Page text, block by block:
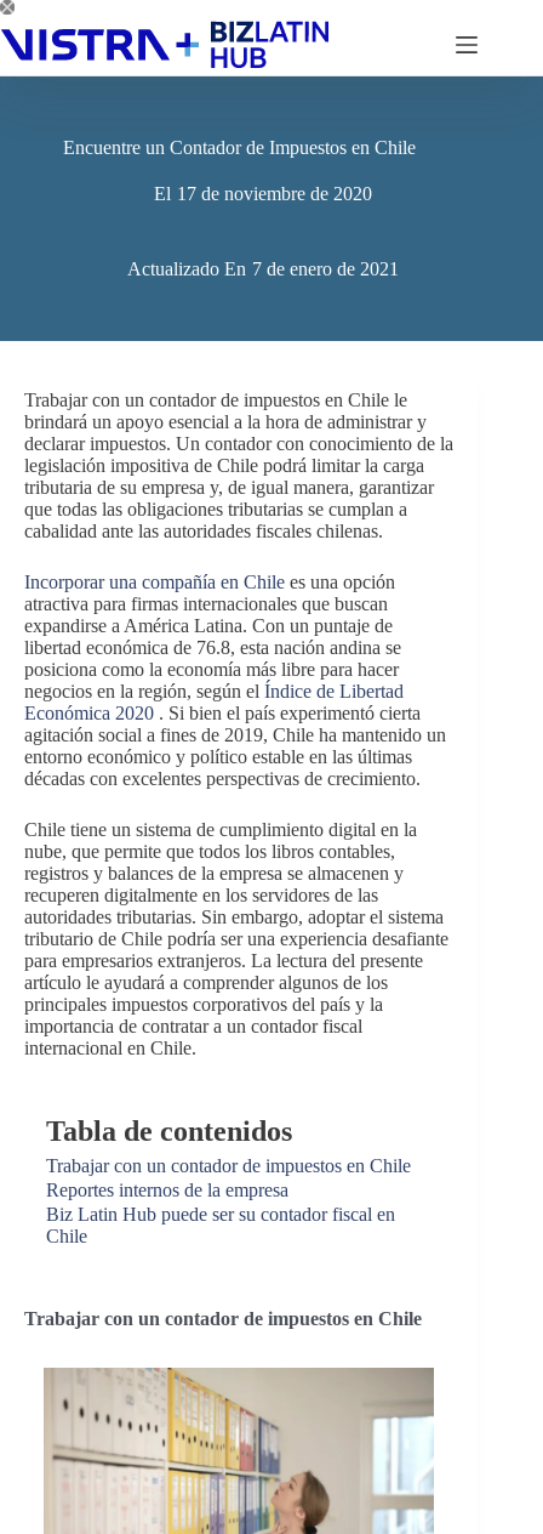
Saltar
al
contenido
Encuentre un Contador de Impuestos en Chile
El 17 de noviembre de 2020
Actualizado En 7 de enero de 2021
Trabajar con un contador de impuestos en Chile le
brindará un apoyo esencial a la hora de administrar y
declarar impuestos. Un contador con conocimiento de la
legislación impositiva de Chile podrá limitar la carga
tributaria de su empresa y, de igual manera, garantizar
que todas las obligaciones tributarias se cumplan a
cabalidad ante las autoridades fiscales chilenas.
Incorporar una compañía en Chile es una opción
atractiva para firmas internacionales que buscan
expandirse a América Latina. Con un puntaje de
libertad económica de 76.8, esta nación andina se
posiciona como la economía más libre para hacer
negocios en la región, según el Índice de Libertad
Económica 2020 . Si bien el país experimentó cierta
agitación social a fines de 2019, Chile ha mantenido un
entorno económico y político estable en las últimas
décadas con excelentes perspectivas de crecimiento.
Chile tiene un sistema de cumplimiento digital en la
nube, que permite que todos los libros contables,
registros y balances de la empresa se almacenen y
recuperen digitalmente en los servidores de las
autoridades tributarias. Sin embargo, adoptar el sistema
tributario de Chile podría ser una experiencia desafiante
para empresarios extranjeros. La lectura del presente
artículo le ayudará a comprender algunos de los
principales impuestos corporativos del país y la
importancia de contratar a un contador fiscal
internacional en Chile.
Tabla de contenidos
Trabajar con un contador de impuestos en Chile
Reportes internos de la empresa
Biz Latin Hub puede ser su contador fiscal en
Chile
Trabajar con un contador de impuestos en Chile